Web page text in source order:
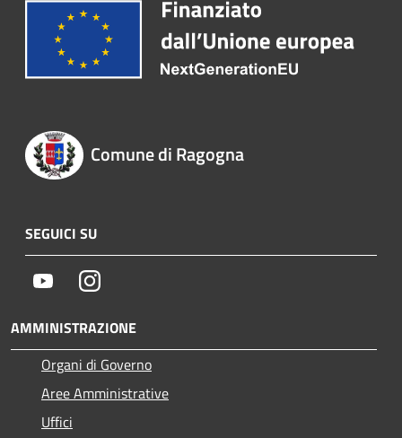
Comune di Ragogna
SEGUICI SU
YoutubeInstagram
AMMINISTRAZIONE
Organi di Governo
Aree Amministrative
Uffici